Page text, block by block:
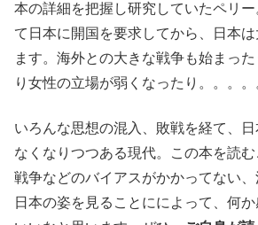
本の詳細を把握し研究していたペリ
て日本に開国を要求してから、日本
ます。海外との大きな戦争も始まっ
り女性の立場が弱くなったり。。。。
いろんな思想の混入、敗戦を経て、
なくなりつつある現代。この本を読
戦争などのバイアスがかかってない
日本の姿を見ることにによって、何